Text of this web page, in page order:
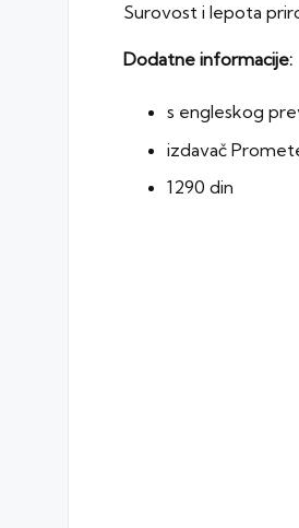
Surovost i lepota
Dodatne informacije:
s engleskog
izdavač
1290 din